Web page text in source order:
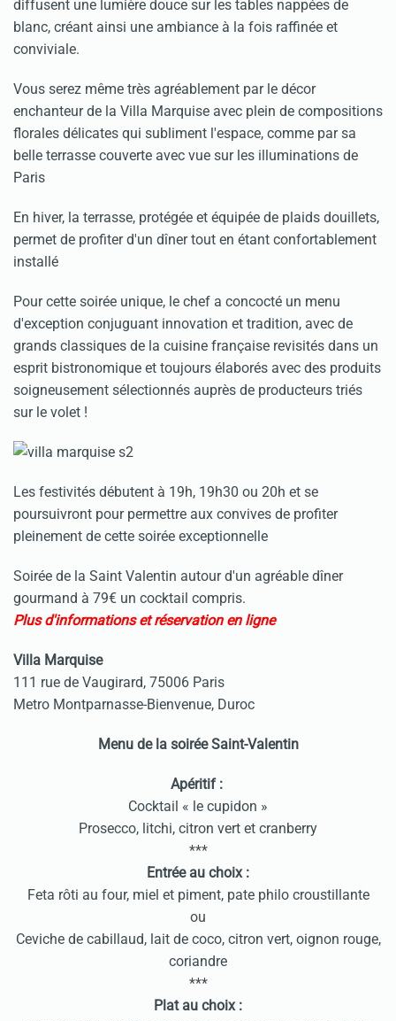
diffusent une lumière douce sur les tables nappées de
blanc, créant ainsi une ambiance à la fois raffinée et
conviviale.
Vous serez même très agréablement par le décor
enchanteur de la Villa Marquise avec plein de compositions
florales délicates qui subliment l'espace, comme par sa
belle terrasse couverte avec vue sur les illuminations de
Paris
En hiver, la terrasse, protégée et équipée de plaids douillets,
permet de profiter d'un dîner tout en étant confortablement
installé
Pour cette soirée unique, le chef a concocté un menu
d'exception conjuguant innovation et tradition, avec de
grands classiques de la cuisine française revisités dans un
esprit bistronomique et toujours élaborés avec des produits
soigneusement sélectionnés auprès de producteurs triés
sur le volet !
Les festivités débutent à 19h, 19h30 ou 20h et se
poursuivront pour permettre aux convives de profiter
pleinement de cette soirée exceptionnelle
Soirée de la Saint Valentin autour d'un agréable dîner
gourmand à 79€ un cocktail compris.
Plus d'informations et réservation en ligne
Villa Marquise
111 rue de Vaugirard, 75006 Paris
Metro Montparnasse-Bienvenue, Duroc
Menu de la soirée Saint-Valentin
Apéritif :
Cocktail « le cupidon »
Prosecco, litchi, citron vert et cranberry
***
Entrée au choix :
Feta rôti au four, miel et piment, pate philo croustillante
ou
Ceviche de cabillaud, lait de coco, citron vert, oignon rouge,
coriandre
***
Plat au choix :